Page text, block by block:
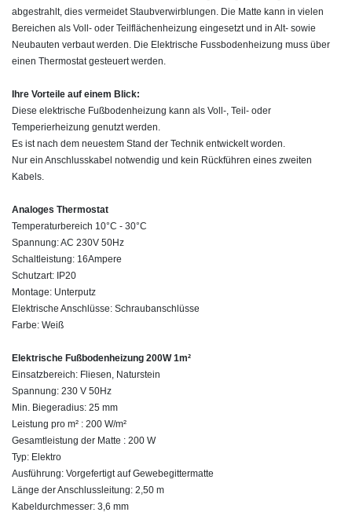
abgestrahlt, dies vermeidet Staubverwirblungen. Die Matte kann in vielen
Bereichen als Voll- oder Teilflächenheizung eingesetzt und in Alt- sowie
Neubauten verbaut werden. Die Elektrische Fussbodenheizung muss über
einen Thermostat gesteuert werden.
Ihre Vorteile auf einem Blick:
Diese elektrische Fußbodenheizung kann als Voll-, Teil- oder
Temperierheizung genutzt werden.
Es ist nach dem neuestem Stand der Technik entwickelt worden.
Nur ein Anschlusskabel notwendig und kein Rückführen eines zweiten
Kabels.
Analoges Thermostat
Temperaturbereich 10°C - 30°C
Spannung: AC 230V 50Hz
Schaltleistung: 16Ampere
Schutzart: IP20
Montage: Unterputz
Elektrische Anschlüsse: Schraubanschlüsse
Farbe: Weiß
Elektrische Fußbodenheizung 200W 1m²
Einsatzbereich: Fliesen, Naturstein
Spannung: 230 V 50Hz
Min. Biegeradius: 25 mm
Leistung pro m² : 200 W/m²
Gesamtleistung der Matte : 200 W
Typ: Elektro
Ausführung: Vorgefertigt auf Gewebegittermatte
Länge der Anschlussleitung: 2,50 m
Kabeldurchmesser: 3,6 mm